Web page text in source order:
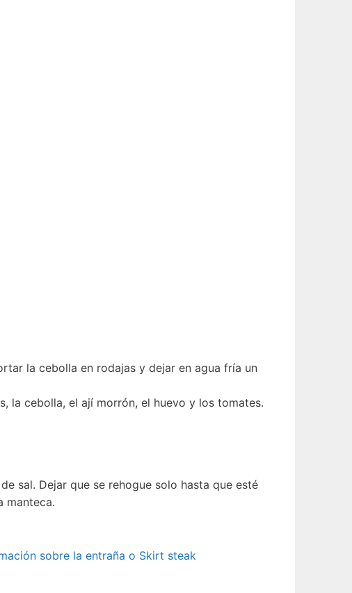
la cebolla en rodajas y dejar en agua fría un
la cebolla, el ají morrón, el huevo y los tomates.
sal. Dejar que se rehogue solo hasta que esté
manteca.
sobre la entraña o Skirt steak